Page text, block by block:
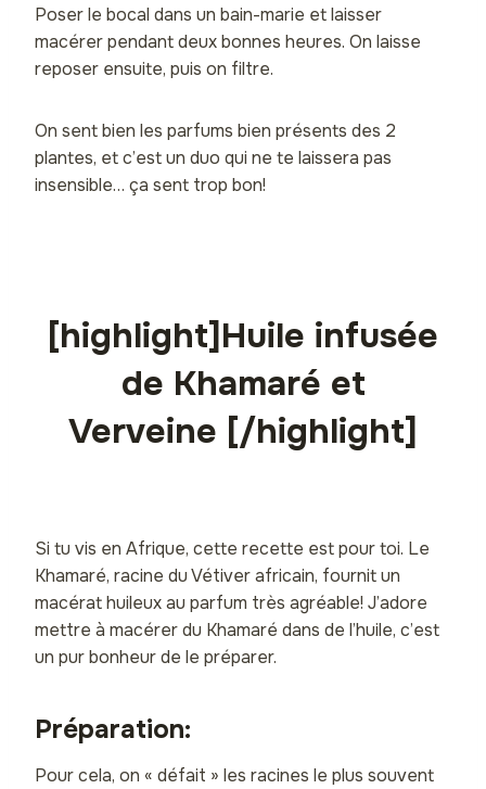
Poser le bocal dans un bain-marie et laisser
macérer pendant deux bonnes heures. On laisse
reposer ensuite, puis on filtre.
On sent bien les parfums bien présents des 2
plantes, et c’est un duo qui ne te laissera pas
insensible… ça sent trop bon!
[highlight]Huile infusée
de Khamaré et
Verveine [/highlight]
Si tu vis en Afrique, cette recette est pour toi. Le
Khamaré, racine du Vétiver africain, fournit un
macérat huileux au parfum très agréable! J’adore
mettre à macérer du Khamaré dans de l’huile, c’est
un pur bonheur de le préparer.
Préparation:
Pour cela, on « défait » les racines le plus souvent